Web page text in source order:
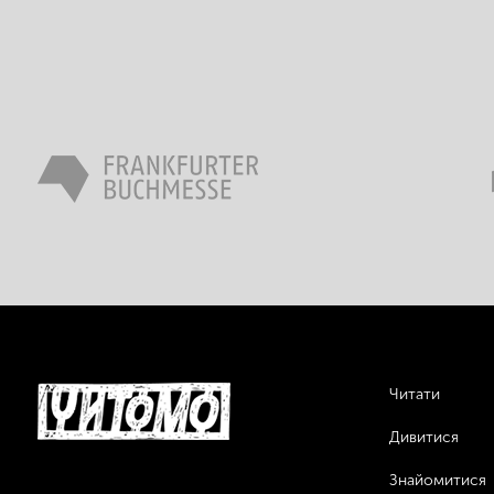
Читати
Дивитися
Знайомитися